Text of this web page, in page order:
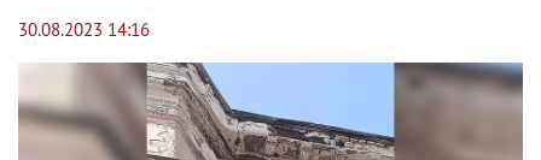
30.08.2023 14:16